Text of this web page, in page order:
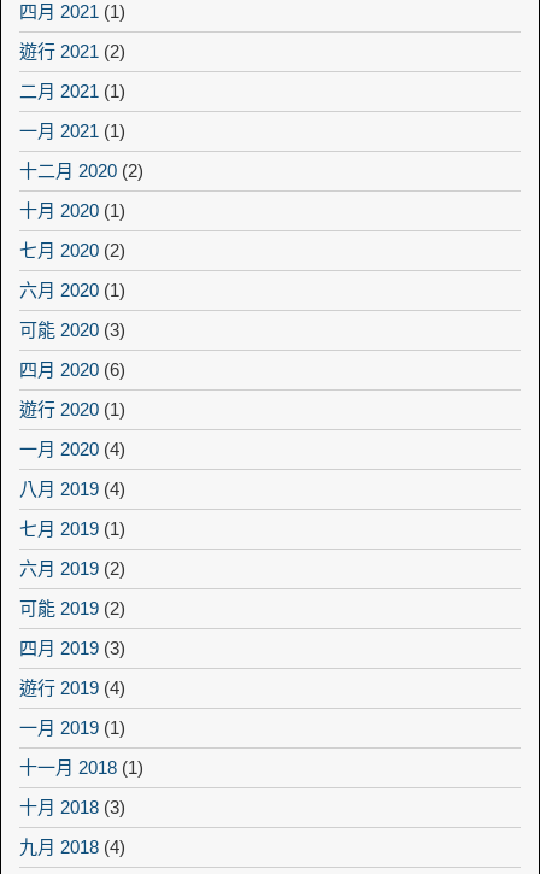
四月 2021 (1)
遊行 2021 (2)
二月 2021 (1)
一月 2021 (1)
十二月 2020 (2)
十月 2020 (1)
七月 2020 (2)
六月 2020 (1)
可能 2020 (3)
四月 2020 (6)
遊行 2020 (1)
一月 2020 (4)
八月 2019 (4)
七月 2019 (1)
六月 2019 (2)
可能 2019 (2)
四月 2019 (3)
遊行 2019 (4)
一月 2019 (1)
十一月 2018 (1)
十月 2018 (3)
九月 2018 (4)